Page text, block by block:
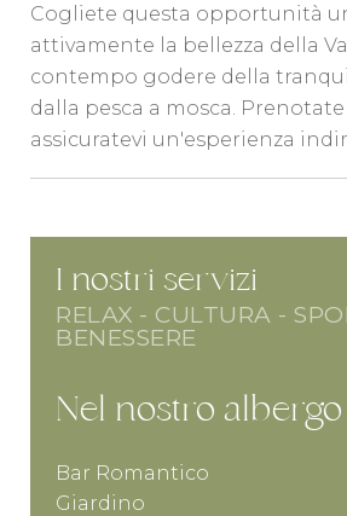
Cogliete questa opportunità
attivamente la bellezza della
contempo godere della
dalla pesca a mosca. Prenotate
assicuratevi un'esperienza
I nostri servizi
RELAX - CULTURA -
BENESSERE
Nel nostro albergo
Bar Romantico
Giardino